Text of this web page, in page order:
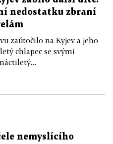
nedostatku zbraní
zaútočilo na Kyjev a jeho
chlapec se svými
nemyslícího